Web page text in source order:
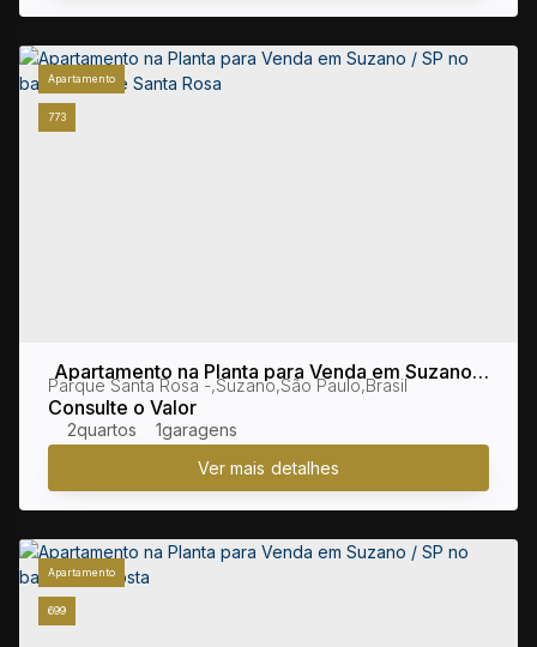
773
Apartamento
Apartamento na Planta para Venda em Suzano /
SP no bairro Parque Santa Rosa
Consulte o Valor
Parque Santa Rosa ,Suzano,São Paulo,Brasil
2 1
699
Apartamento